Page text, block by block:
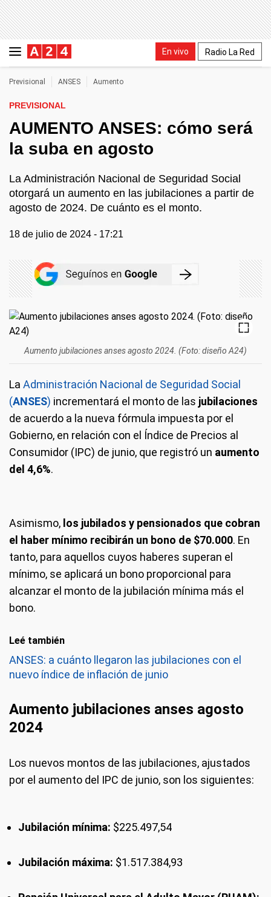
En vivo Radio La Red
Previsional ANSES Aumento
PREVISIONAL
AUMENTO ANSES: cómo será
la suba en agosto
La Administración Nacional de Seguridad Social
otorgará un aumento en las jubilaciones a partir de
agosto de 2024. De cuánto es el monto.
18 de julio de 2024 - 17:21
Aumento jubilaciones anses agosto 2024. (Foto: diseño A24)
La Administración Nacional de Seguridad Social
(ANSES) incrementará el monto de las jubilaciones
de acuerdo a la nueva fórmula impuesta por el
Gobierno, en relación con el Índice de Precios al
Consumidor (IPC) de junio, que registró un aumento
del 4,6%.
Asimismo, los jubilados y pensionados que cobran
el haber mínimo recibirán un bono de $70.000. En
tanto, para aquellos cuyos haberes superan el
mínimo, se aplicará un bono proporcional para
alcanzar el monto de la jubilación mínima más el
bono.
Leé también
ANSES: a cuánto llegaron las jubilaciones con el
nuevo índice de inflación de junio
Aumento jubilaciones anses agosto
2024
Los nuevos montos de las jubilaciones, ajustados
por el aumento del IPC de junio, son los siguientes:
Jubilación mínima: $225.497,54
Jubilación máxima: $1.517.384,93